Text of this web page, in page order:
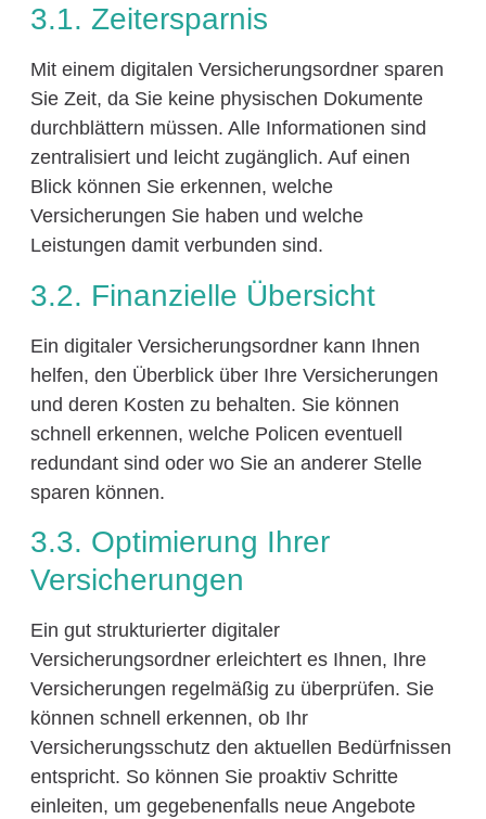
3.1. Zeitersparnis
Mit einem digitalen Versicherungsordner sparen
Sie Zeit, da Sie keine physischen Dokumente
durchblättern müssen. Alle Informationen sind
zentralisiert und leicht zugänglich. Auf einen
Blick können Sie erkennen, welche
Versicherungen Sie haben und welche
Leistungen damit verbunden sind.
3.2. Finanzielle Übersicht
Ein digitaler Versicherungsordner kann Ihnen
helfen, den Überblick über Ihre Versicherungen
und deren Kosten zu behalten. Sie können
schnell erkennen, welche Policen eventuell
redundant sind oder wo Sie an anderer Stelle
sparen können.
3.3. Optimierung Ihrer
Versicherungen
Ein gut strukturierter digitaler
Versicherungsordner erleichtert es Ihnen, Ihre
Versicherungen regelmäßig zu überprüfen. Sie
können schnell erkennen, ob Ihr
Versicherungsschutz den aktuellen Bedürfnissen
entspricht. So können Sie proaktiv Schritte
einleiten, um gegebenenfalls neue Angebote